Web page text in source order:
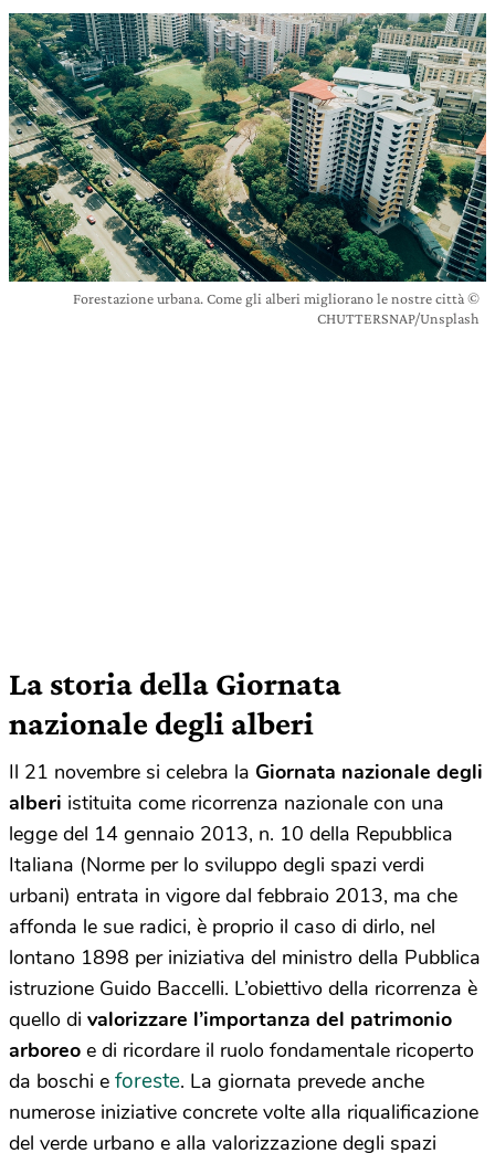
Forestazione urbana. Come gli alberi migliorano le nostre città ©
CHUTTERSNAP/Unsplash
La storia della Giornata
nazionale degli alberi
Il 21 novembre si celebra la Giornata nazionale degli
alberi istituita come ricorrenza nazionale con una
legge del 14 gennaio 2013, n. 10 della Repubblica
Italiana (Norme per lo sviluppo degli spazi verdi
urbani) entrata in vigore dal febbraio 2013, ma che
affonda le sue radici, è proprio il caso di dirlo, nel
lontano 1898 per iniziativa del ministro della Pubblica
istruzione Guido Baccelli. L’obiettivo della ricorrenza è
quello di valorizzare l’importanza del patrimonio
arboreo e di ricordare il ruolo fondamentale ricoperto
da boschi e foreste. La giornata prevede anche
numerose iniziative concrete volte alla riqualificazione
del verde urbano e alla valorizzazione degli spazi